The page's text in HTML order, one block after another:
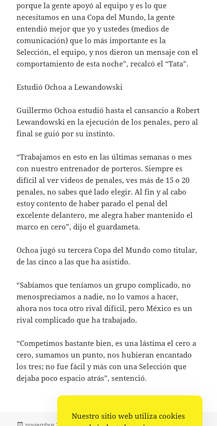
porque la gente apoyó al equipo y es lo que
necesitamos en una Copa del Mundo, la gente
entendió mejor que yo y ustedes (medios de
comunicación) que lo más importante es la
Selección, el equipo, y nos dieron un mensaje con el
comportamiento de esta noche”, recalcó el “Tata”.
Estudió Ochoa a Lewandowski
Guillermo Ochoa estudió hasta el cansancio a Robert
Lewandowski en la ejecución de los penales, pero al
final se guió por su instinto.
“Trabajamos en esto en las últimas semanas o mes
con nuestro entrenador de porteros. Siempre es
difícil al ver videos de penales, ves más de 15 o 20
penales, no sabes qué lado elegir. Al fin y al cabo
estoy contento de haber parado el penal del
excelente delantero, me alegra haber mantenido el
marco en cero”, dijo el guardameta.
Ochoa jugó su tercera Copa del Mundo como titular,
de las cinco a las que ha asistido.
“Sabíamos que teníamos un grupo complicado, no
menospreciamos a nadie, no lo vamos a hacer,
ahora nos toca otro rival difícil, pero México es un
rival complicado que ha trabajado.
“Competimos bastante bien, es una lástima el cero a
cero, sumamos un punto, nos hubieran encantado
los tres; no fue fácil y más con una Selección que
dejaba poco espacio atrás”, sentenció.
Publicado Autor Categorías
Nuestro sitio web utiliza cookies